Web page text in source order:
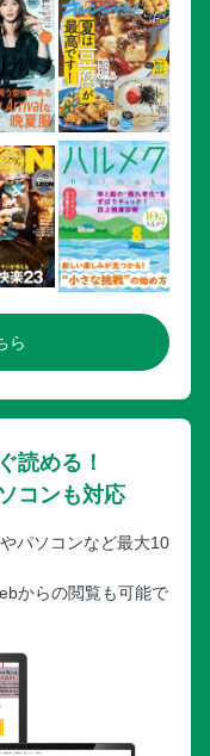
ら
読める！
コンも対応
パソコンなど最大10
からの閲覧も可能で